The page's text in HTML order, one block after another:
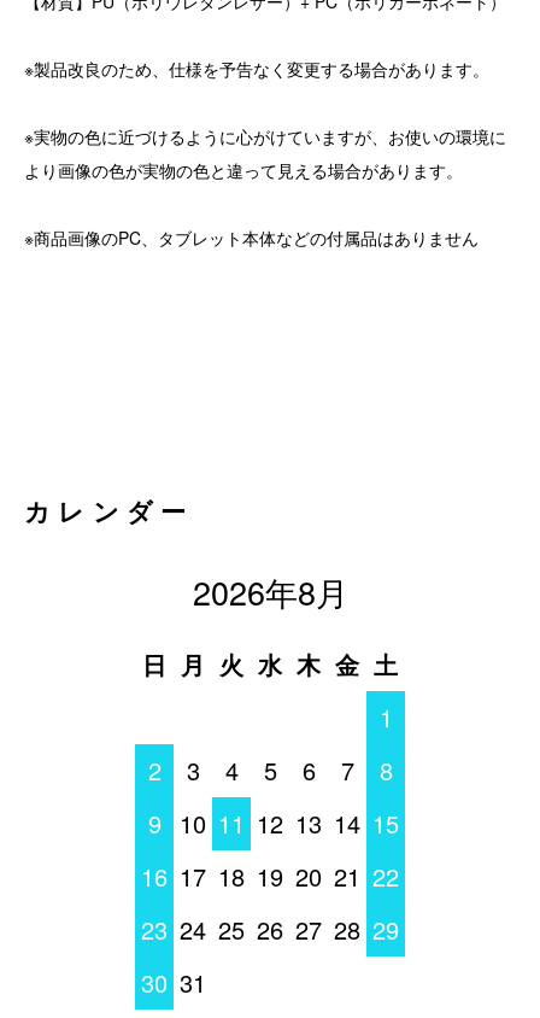
※製品改良のため、仕様を予告なく変更する場合があります。
※実物の色に近づけるように心がけていますが、お使いの環境に
より画像の色が実物の色と違って見える場合があります。
※商品画像のPC、タブレット本体などの付属品はありません
カレンダー
2026年8月
日 月 火 水 木 金 土
1
2
3 4 5 6 7
8
9
10 11 12 13 14 15
16 17 18 19 20 21 22
23 24 25 26 27 28 29
30 31